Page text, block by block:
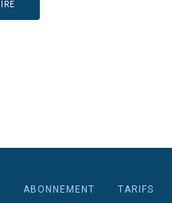
ABONNEMENT
TARIFS